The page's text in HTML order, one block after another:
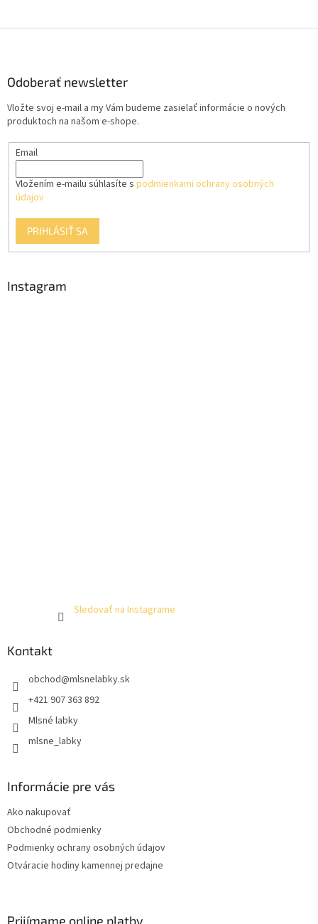
Odoberať newsletter
Vložte svoj e-mail a my Vám budeme zasielať informácie o nových
produktoch na našom e-shope.
Email
Vložením e-mailu súhlasíte s podmienkami ochrany osobných
údajov
PRIHLÁSIŤ SA
Instagram
Sledovať na Instagrame
Kontakt
obchod@mlsnelabky.sk
+421 907 363 892
Mlsné labky
mlsne_labky
Informácie pre vás
Ako nakupovať
Obchodné podmienky
Podmienky ochrany osobných údajov
Otváracie hodiny kamennej predajne
Prijímame online platby